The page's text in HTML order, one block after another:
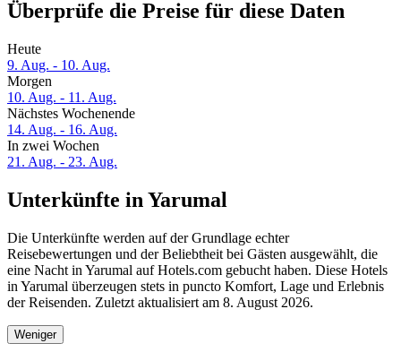
Überprüfe die Preise für diese Daten
Heute
9. Aug. - 10. Aug.
Morgen
10. Aug. - 11. Aug.
Nächstes Wochenende
14. Aug. - 16. Aug.
In zwei Wochen
21. Aug. - 23. Aug.
Unterkünfte in Yarumal
Die Unterkünfte werden auf der Grundlage echter
Reisebewertungen und der Beliebtheit bei Gästen ausgewählt, die
eine Nacht in Yarumal auf Hotels.com gebucht haben. Diese Hotels
in Yarumal überzeugen stets in puncto Komfort, Lage und Erlebnis
der Reisenden. Zuletzt aktualisiert am 8. August 2026.
Weniger